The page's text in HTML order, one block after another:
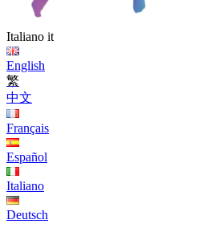
Italiano it
English
繁
中文
Français
Español
Italiano
Deutsch